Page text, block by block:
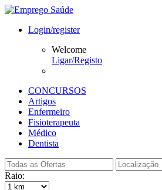
Login/register
Welcome
Ligar/Registo
CONCURSOS
Artigos
Enfermeiro
Fisioterapeuta
Médico
Dentista
Raio: